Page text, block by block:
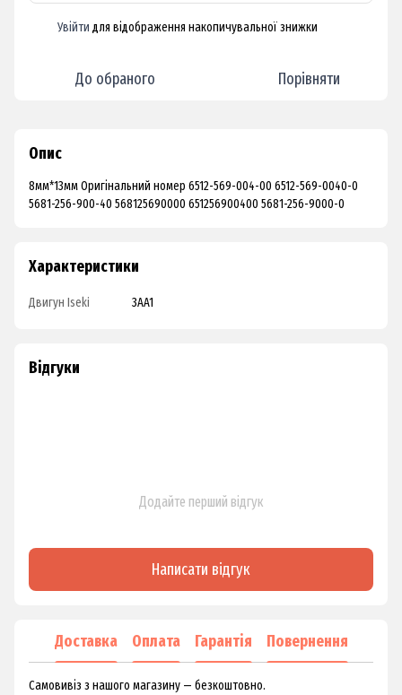
Увійти для відображення накопичувальної знижки
До обраного Порівняти
Опис
8мм*13мм Оригінальний номер 6512-569-004-00 6512-569-0040-0
5681-256-900-40 568125690000 651256900400 5681-256-9000-0
Характеристики
Двигун Iseki 3AA1
Відгуки
Додайте перший відгук
Написати відгук
Доставка Оплата Гарантія Повернення
Самовивіз з нашого магазину — безкоштовно.